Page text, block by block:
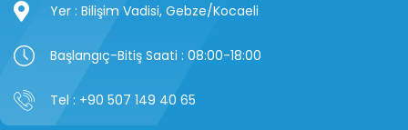
Yer : Bilişim Vadisi, Gebze/Kocaeli
Başlangıç-Bitiş Saati : 08:00-18:00
Tel : +90 507 149 40 65